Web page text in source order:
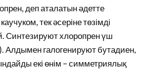
деп аталатын әдетте
тек әсеріне төзімді
Синтезируют хлоропрен үш
Алдымен галогенируют бутадиен,
екі өнім – симметриялық